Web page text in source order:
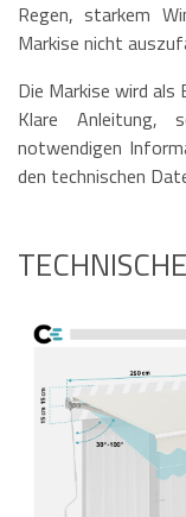
Regen, starkem
Markise nicht
Die Markise wird
Klare Anleitung,
notwendigen
den technischen